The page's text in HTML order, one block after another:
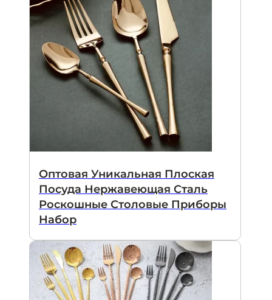
Оптовая Уникальная Плоская
Посуда Нержавеющая Сталь
Роскошные Столовые Приборы
Набор